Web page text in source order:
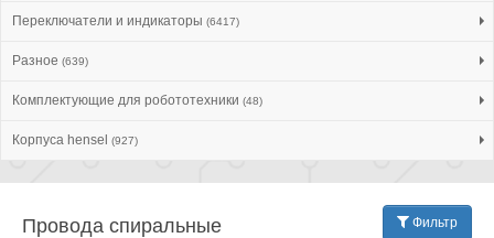
Переключатели и индикаторы (6417)
Разное (639)
Комплектующие для робототехники (48)
Корпуса hensel (927)
Фильтр
Провода спиральные